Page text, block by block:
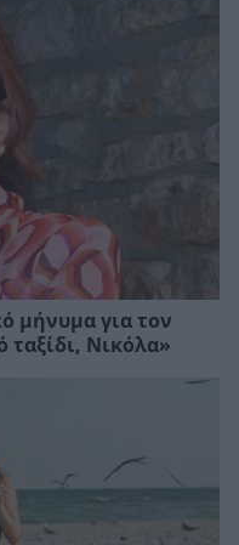
μήνυμα για τον
Νικόλα»